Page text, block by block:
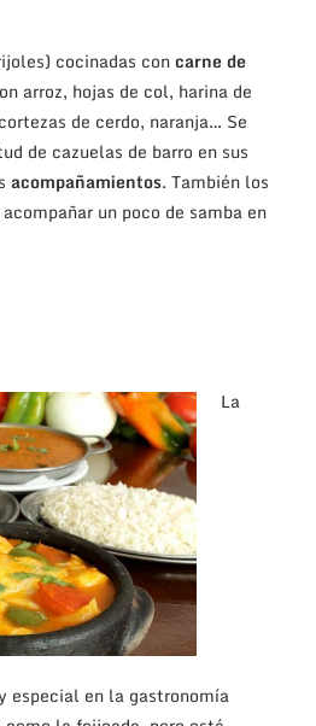
cocinadas concarne de
arroz, hojas de col, harina de
de cerdo, naranja… Se
de cazuelas de barro en sus
acompañamientos. También los
un poco de samba en
La
especial en la gastronomía